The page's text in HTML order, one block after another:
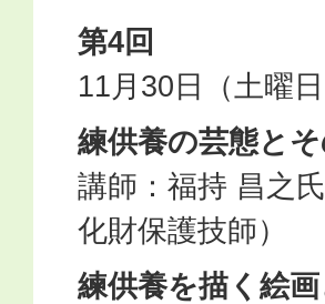
第4回
11月30日（土曜
練供養の芸態と
講師：福持 昌之
化財保護技師）
練供養を描く絵